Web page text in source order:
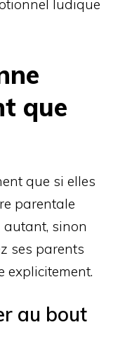
ludique
que
que si elles
parentale
autant, sinon
ses parents
explicitement.
au bout